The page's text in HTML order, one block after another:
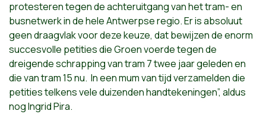
protesteren tegen de achteruitgang van het tram- en
busnetwerk in de hele Antwerpse regio. Er is absoluut
geen draagvlak voor deze keuze, dat bewijzen de enorm
succesvolle petities die Groen voerde tegen de
dreigende schrapping van tram 7 twee jaar geleden en
die van tram 15 nu. In een mum van tijd verzamelden die
petities telkens vele duizenden handtekeningen”, aldus
nog Ingrid Pira.